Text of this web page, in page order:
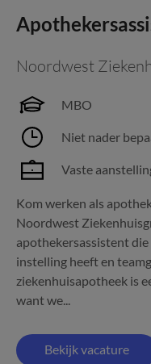
Noordwest
MBO
Niet nader
Vaste
Kom werken als
Noordwest
apothekersassistent
instelling heeft en
ziekenhuisapotheek is
want we...
Bekijk vacature